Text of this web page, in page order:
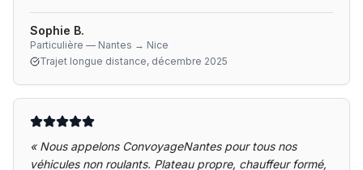
Sophie B.
Particulière — Nantes → Nice
Trajet longue distance, décembre 2025
« Nous appelons ConvoyageNantes pour tous nos
véhicules non roulants. Plateau propre, chauffeur formé,